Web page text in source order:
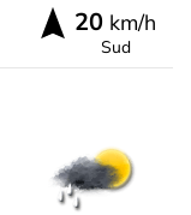
20 km/h
Sud